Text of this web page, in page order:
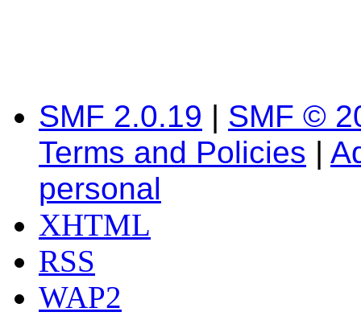
SMF 2.0.19 | SMF ©
Terms and Policies |
personal
XHTML
RSS
WAP2